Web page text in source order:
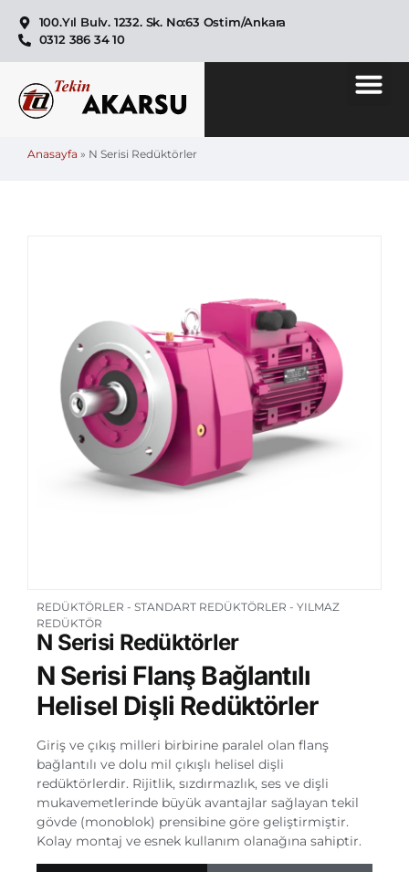
100.Yıl Bulv. 1232. Sk. No:63 Ostim/Ankara
0312 386 34 10
Anasayfa » N Serisi Redüktörler
REDÜKTÖRLER - STANDART REDÜKTÖRLER - YILMAZ
REDÜKTÖR
N Serisi Redüktörler
N Serisi Flanş Bağlantılı
Helisel Dişli Redüktörler
Giriş ve çıkış milleri birbirine paralel olan flanş
bağlantılı ve dolu mil çıkışlı helisel dişli
redüktörlerdir. Rijitlik, sızdırmazlık, ses ve dişli
mukavemetlerinde büyük avantajlar sağlayan tekil
gövde (monoblok) prensibine göre geliştirmiştir.
Kolay montaj ve esnek kullanım olanağına sahiptir.